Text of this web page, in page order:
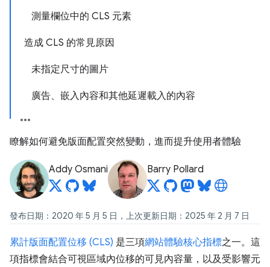
測量欄位中的 CLS 元素
造成 CLS 的常見原因
未指定尺寸的圖片
廣告、嵌入內容和其他延遲載入的內容
瞭解如何避免版面配置突然變動，進而提升使用者體驗
Addy Osmani Barry Pollard
發布日期：2020 年 5 月 5 日，上次更新日期：2025 年 2 月 7 日
累計版面配置位移 (CLS) 是三項網站體驗核心指標之一。這
項指標會結合可視區域內位移的可見內容量，以及受影響元